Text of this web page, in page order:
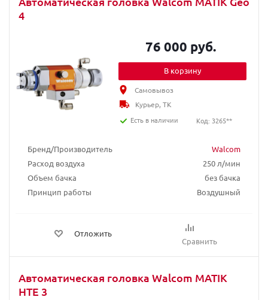
4
Бренд/Производитель
Walcom
Расход воздуха
250 л/мин
Объем бачка
без бачка
Принцип работы
Воздушный
Отложить
Сравнить
76 000 руб.
В корзину
Самовывоз
Курьер, ТК
Есть в наличии
Код: 3265**
Автоматическая головка Walcom MATIK
HTE 3